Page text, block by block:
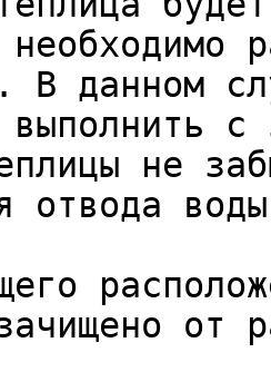
В данном
выполнить
не
отвода
от